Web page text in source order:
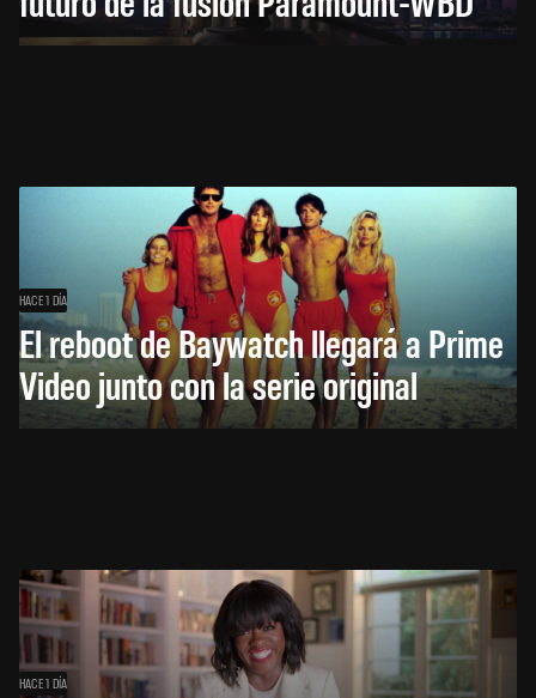
HACE 1 DÍA
El reboot de Baywatch llegará a Prime
Video junto con la serie original
HACE 1 DÍA